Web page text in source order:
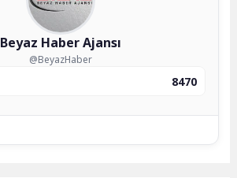
Beyaz Haber Ajansı
@BeyazHaber
8470